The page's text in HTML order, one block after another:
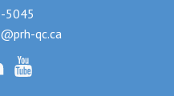
5045
qc.ca